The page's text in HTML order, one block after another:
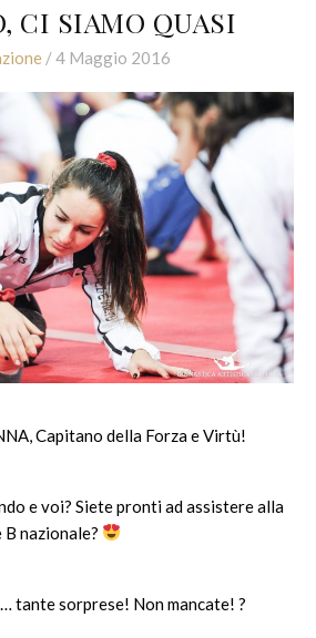
CI SIAMO QUASI
/ 4 Maggio 2016
Capitano della Forza e Virtù!
e voi? Siete pronti ad assistere alla
nazionale?
tante sorprese! Non mancate! ?